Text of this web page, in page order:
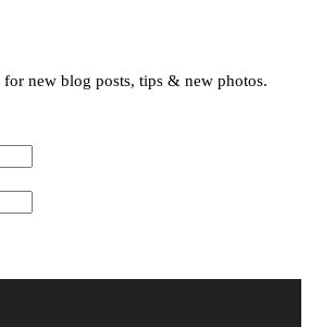
for new blog posts, tips & new photos.